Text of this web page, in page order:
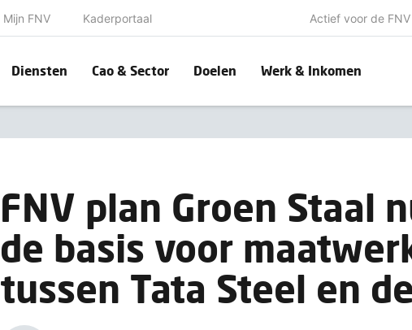
Mijn FNV Kaderportaal Actief voor de FNV
Diensten Cao & Sector Doelen Werk & Inkomen
FNV plan Groen Staal
de basis voor
tussen Tata Steel en